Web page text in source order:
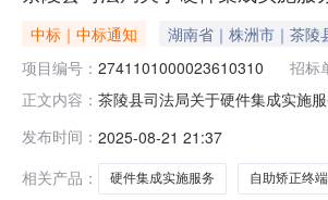
中标｜中标通知 湖南省｜株洲市｜茶陵
项目编号： 2741101000023610310 招标
正文内容： 茶陵县司法局关于硬件集成实施
称:湖南省株洲市茶陵县报价起止
发布时间： 2025-08-21 21:37
相关产品：
硬件集成实施服务 自助矫正终端